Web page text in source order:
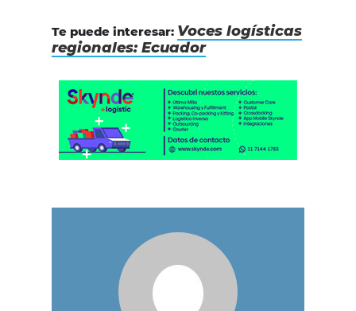
Te puede interesar: Voces logísticas
regionales: Ecuador